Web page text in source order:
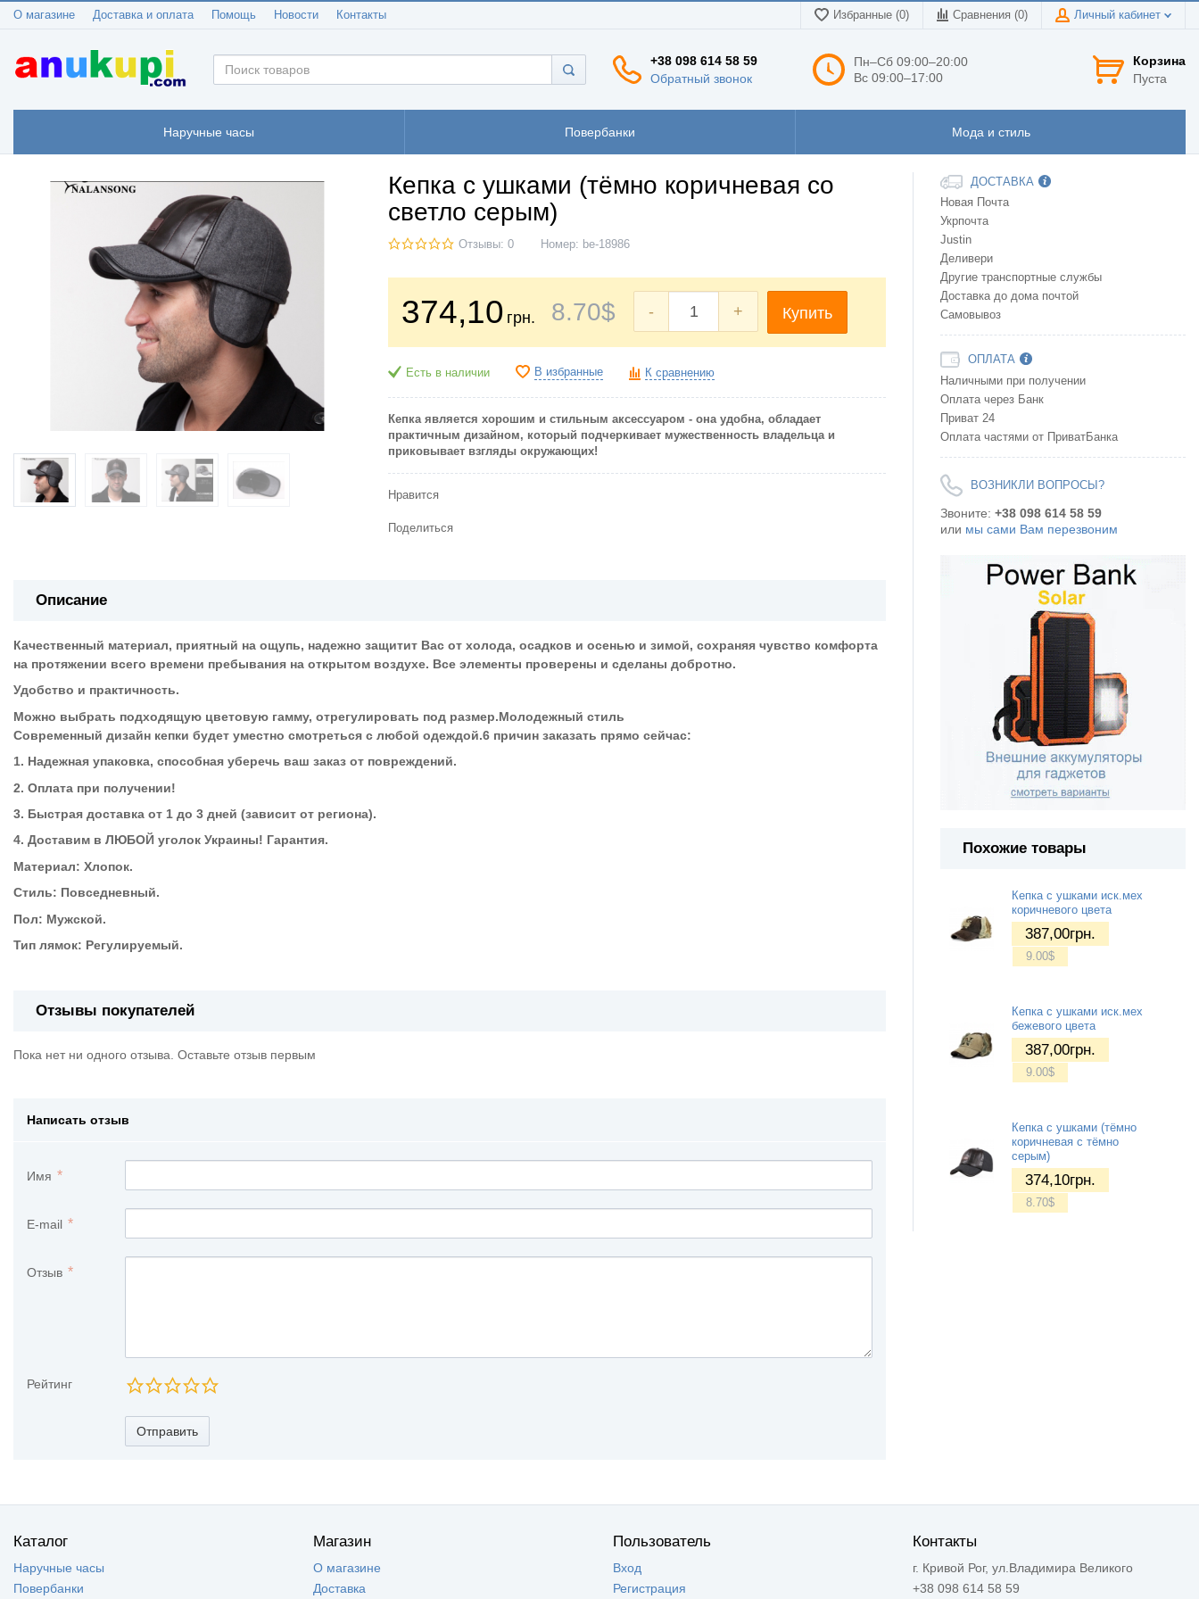
О магазине Доставка и оплата Помощь Новости Контакты Избранные (0) Сравнения (0) Личный кабинет
+38 098 614 58 59
Обратный звонок
Пн–Сб 09:00–20:00
Вс 09:00–17:00
Корзина
Пуста
Наручные часы Повербанки Мода и стиль
Кепка с ушками (тёмно коричневая со
светло серым)
Отзывы: 0 Номер: be-18986
374,10 грн. 8.70$ - + Купить
Есть в наличии В избранные К сравнению
Кепка является хорошим и стильным аксессуаром - она удобна, обладает
практичным дизайном, который подчеркивает мужественность владельца и
приковывает взгляды окружающих!
Нравится
Поделиться
Описание
Качественный материал, приятный на ощупь, надежно защитит Вас от холода, осадков и осенью и зимой, сохраняя чувство комфорта
на протяжении всего времени пребывания на открытом воздухе. Все элементы проверены и сделаны добротно.
Удобство и практичность.
Можно выбрать подходящую цветовую гамму, отрегулировать под размер.Молодежный стиль
Современный дизайн кепки будет уместно смотреться с любой одеждой.6 причин заказать прямо сейчас:
1. Надежная упаковка, способная уберечь ваш заказ от повреждений.
2. Оплата при получении!
3. Быстрая доставка от 1 до 3 дней (зависит от региона).
4. Доставим в ЛЮБОЙ уголок Украины! Гарантия.
Материал: Хлопок.
Стиль: Повседневный.
Пол: Мужской.
Тип лямок: Регулируемый.
Отзывы покупателей
Пока нет ни одного отзыва. Оставьте отзыв первым
Написать отзыв
Имя
E-mail
Отзыв
Рейтинг
Отправить
ДОСТАВКА
Новая Почта
Укрпочта
Justin
Деливери
Другие транспортные службы
Доставка до дома почтой
Самовывоз
ОПЛАТА
Наличными при получении
Оплата через Банк
Приват 24
Оплата частями от ПриватБанка
ВОЗНИКЛИ ВОПРОСЫ?
Звоните: +38 098 614 58 59
или мы сами Вам перезвоним
Похожие товары
Кепка с ушками иск.мех
коричневого цвета
387,00грн.
9.00$
Кепка с ушками иск.мех
бежевого цвета
387,00грн.
9.00$
Кепка с ушками (тёмно
коричневая с тёмно
серым)
374,10грн.
8.70$
Каталог
Наручные часы
Повербанки
Магазин
О магазине
Доставка
Пользователь
Вход
Регистрация
Контакты
г. Кривой Рог, ул.Владимира Великого
+38 098 614 58 59